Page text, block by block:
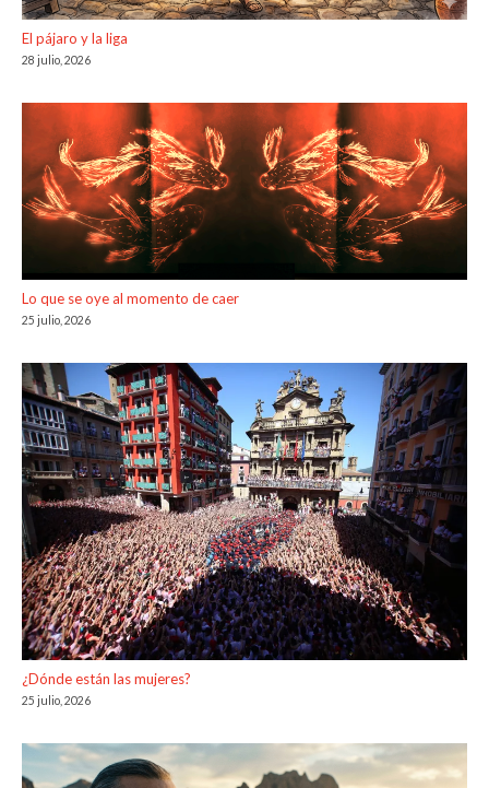
El pájaro y la liga
28 julio, 2026
Lo que se oye al momento de caer
25 julio, 2026
¿Dónde están las mujeres?
25 julio, 2026